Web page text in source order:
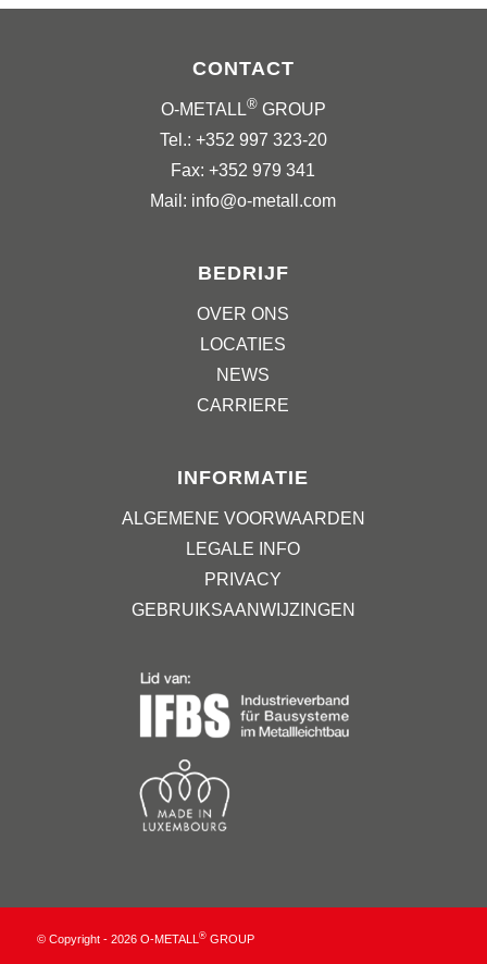
CONTACT
O-METALL®GROUP
Tel.: +352 997 323-20
Fax: +352 979 341
Mail: info@o-metall.com
BEDRIJF
OVER ONS
LOCATIES
NEWS
CARRIERE
INFORMATIE
ALGEMENE VOORWAARDEN
LEGALE INFO
PRIVACY
GEBRUIKSAANWIJZINGEN
© Copyright - 2026 O-METALL ®GROUP